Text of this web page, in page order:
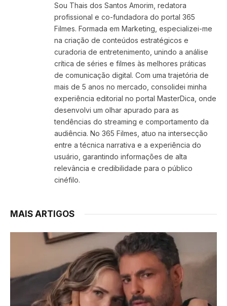
Sou Thais dos Santos Amorim, redatora
profissional e co-fundadora do portal 365
Filmes. Formada em Marketing, especializei-me
na criação de conteúdos estratégicos e
curadoria de entretenimento, unindo a análise
crítica de séries e filmes às melhores práticas
de comunicação digital. Com uma trajetória de
mais de 5 anos no mercado, consolidei minha
experiência editorial no portal MasterDica, onde
desenvolvi um olhar apurado para as
tendências do streaming e comportamento da
audiência. No 365 Filmes, atuo na intersecção
entre a técnica narrativa e a experiência do
usuário, garantindo informações de alta
relevância e credibilidade para o público
cinéfilo.
MAIS ARTIGOS